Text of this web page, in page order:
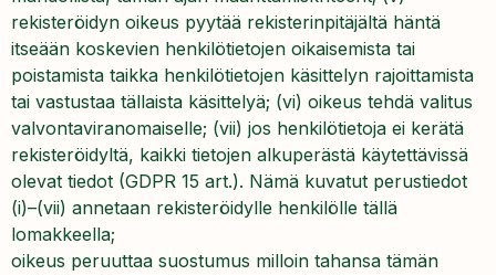
rekisteröidyn oikeus pyytää rekisterinpitäjältä häntä
itseään koskevien henkilötietojen oikaisemista tai
poistamista taikka henkilötietojen käsittelyn rajoittamista
tai vastustaa tällaista käsittelyä; (vi) oikeus tehdä valitus
valvontaviranomaiselle; (vii) jos henkilötietoja ei kerätä
rekisteröidyltä, kaikki tietojen alkuperästä käytettävissä
olevat tiedot (GDPR 15 art.). Nämä kuvatut perustiedot
(i)–(vii) annetaan rekisteröidylle henkilölle tällä
lomakkeella;
oikeus peruuttaa suostumus milloin tahansa tämän